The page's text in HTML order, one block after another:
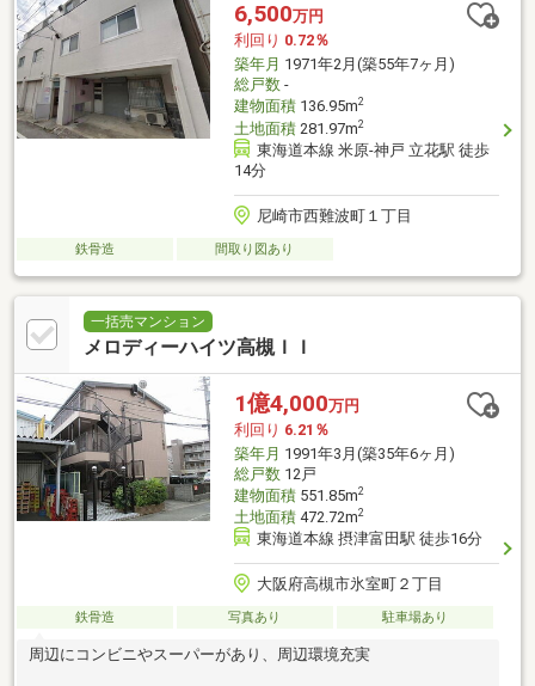
転用しております。２階部分は住居を店舗に転用しております。
6,500万円
利回り 0.72％
築年月 1971年2月(築55年7ヶ月)
総戸数-
建物面積136.95m2
土地面積281.97m2
東海道本線 米原-神戸 立花駅 徒歩
14分
尼崎市西難波町１丁目
鉄骨造 間取り図あり
一括売マンション
メロディーハイツ高槻ＩＩ
1億4,000万円
利回り 6.21％
築年月 1991年3月(築35年6ヶ月)
総戸数12戸
建物面積551.85m2
土地面積472.72m2
東海道本線 摂津富田駅 徒歩16分
大阪府高槻市氷室町２丁目
鉄骨造 写真あり 駐車場あり
周辺にコンビニやスーパーがあり、周辺環境充実